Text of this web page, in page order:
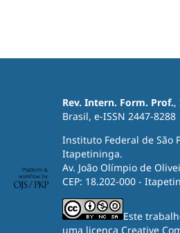
Rev. Intern. Form. Prof.,
Brasil, e-ISSN 2447-8288
Instituto Federal de São
Itapetininga.
Av. João Olímpio de
CEP: 18.202-000 -
Este
uma licença Creative